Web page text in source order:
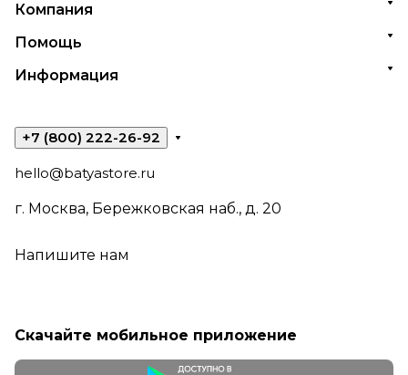
Компания
Помощь
Информация
+7 (800) 222-26-92
hello@batyastore.ru
г. Москва, Бережковская наб., д. 20
Напишите нам
Скачайте мобильное приложение